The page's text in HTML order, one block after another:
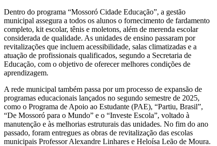
Dentro do programa “Mossoró Cidade Educação”, a gestão
municipal assegura a todos os alunos o fornecimento de fardamento
completo, kit escolar, tênis e moletons, além de merenda escolar
considerada de qualidade. As unidades de ensino passaram por
revitalizações que incluem acessibilidade, salas climatizadas e a
atuação de profissionais qualificados, segundo a Secretaria de
Educação, com o objetivo de oferecer melhores condições de
aprendizagem.
A rede municipal também passa por um processo de expansão de
programas educacionais lançados no segundo semestre de 2025,
como o Programa de Apoio ao Estudante (PAE), “Partiu, Brasil”,
“De Mossoró para o Mundo” e o “Investe Escola”, voltado à
manutenção e às melhorias estruturais das unidades. No fim do ano
passado, foram entregues as obras de revitalização das escolas
municipais Professor Alexandre Linhares e Heloísa Leão de Moura.